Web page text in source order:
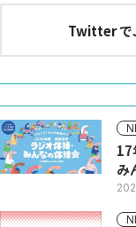
Twitter で
17
み